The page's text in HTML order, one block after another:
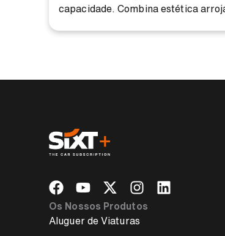
capacidade. Combina estética
Os Nossos Produtos
Aluguer de Viaturas